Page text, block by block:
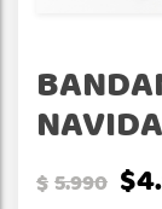
$5.990 $